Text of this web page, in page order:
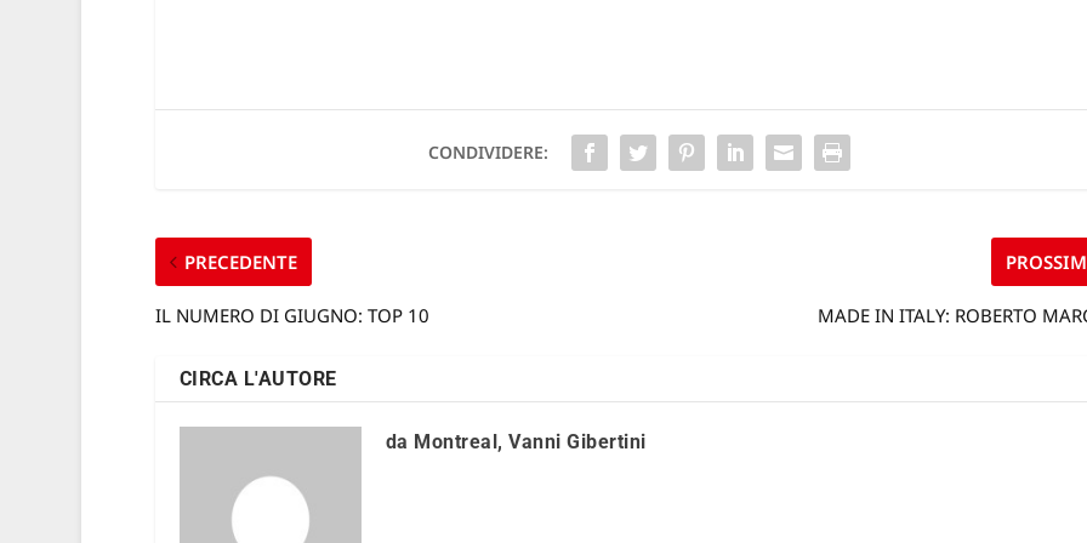
CONDIVIDERE:
PRECEDENTE
IL NUMERO DI GIUGNO: TOP 10 MADE IN ITALY: ROBERTO
CIRCA L'AUTORE
da Montreal, Vanni Gibertini